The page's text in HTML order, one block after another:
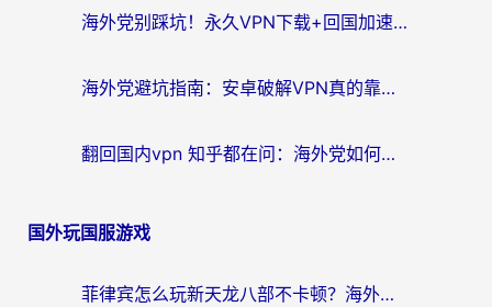
海外党别踩坑！永久VPN下载+回国加速器选择指南，无缝刷国内剧游戏支付
海外党避坑指南：安卓破解VPN真的靠谱吗？教你选对回国加速器无缝刷国内资源
翻回国内vpn 知乎都在问：海外党如何选对加速器，无缝刷剧打游戏？
国外玩国服游戏
菲律宾怎么玩新天龙八部不卡顿？海外党国服游戏加速器终极指南（附欧洲国外玩家实测）